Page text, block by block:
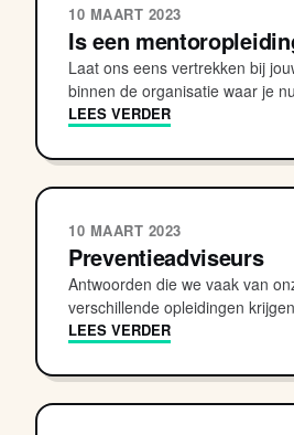
10 MAART 2023
Is een
Laat ons eens vertrekken bij
binnen de organisatie waar je
LEES VERDER
10 MAART 2023
Preventieadviseurs
Antwoorden die we vaak van
verschillende opleidingen
LEES VERDER